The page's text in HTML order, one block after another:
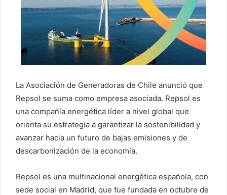
La Asociación de Generadoras de Chile anunció que
Repsol se suma como empresa asociada. Repsol es
una compañía energética líder a nivel global que
orienta su estrategia a garantizar la sostenibilidad y
avanzar hacia un futuro de bajas emisiones y de
descarbonización de la economía.
Repsol es una multinacional energética española, con
sede social en Madrid, que fue fundada en octubre de